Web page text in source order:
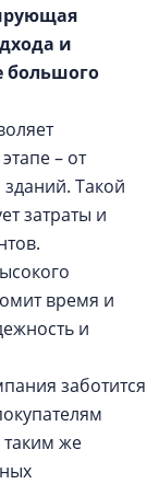
и
большого
– от
зданий. Такой
затраты и
время и
и
заботится
таким же